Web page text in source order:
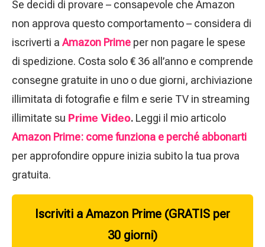
Se decidi di provare – consapevole che Amazon
non approva questo comportamento – considera di
iscriverti a Amazon Prime per non pagare le spese
di spedizione. Costa solo € 36 all’anno e comprende
consegne gratuite in uno o due giorni, archiviazione
illimitata di fotografie e film e serie TV in streaming
illimitate su Prime Video. Leggi il mio articolo
Amazon Prime: come funziona e perché abbonarti
per approfondire oppure inizia subito la tua prova
gratuita.
Iscriviti a Amazon Prime (GRATIS per
30 giorni)